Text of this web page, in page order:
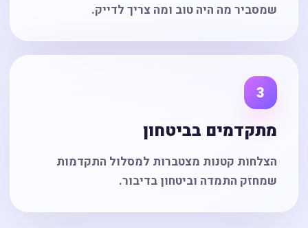
שמסביר מה היה טוב ומה צריך לדייק.
3
מתקדמים בביטחון
הצלחות קטנות מצטברות למסלול התקדמות
שמחזק התמדה וביטחון בדיבור.